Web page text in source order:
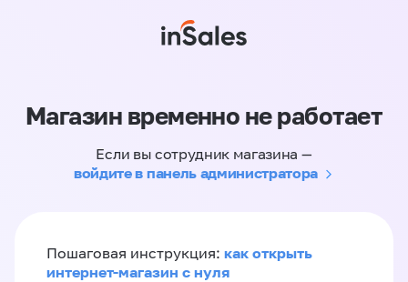
Магазин временно не работает
Если вы сотрудник магазина —
войдите в панель администратора
Пошаговая инструкция: как открыть
интернет-магазин с нуля